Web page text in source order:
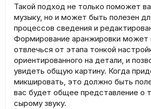
Такой подход не только поможет
музыку, но и может быть полезен
процессов сведения и
Формирование аранжировки может
отвлечься от этапа тонкой
ориентированного на детали, и
увидеть общую картину. Когда
микшировать, это должно быть
вас будет общее представление о
сырому звуку.